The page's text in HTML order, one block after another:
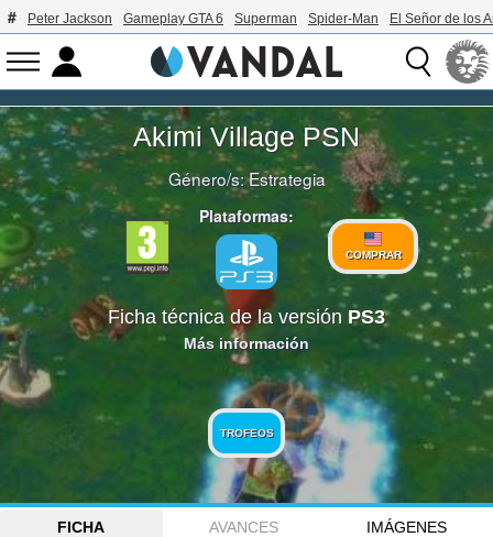
Peter Jackson Gameplay GTA 6 Superman Spider-Man El Señor de los
Akimi Village PSN
Género/s:Estrategia
Plataformas:
COMPRAR
Ficha técnica de la versión PS3
Más información
TROFEOS
FICHA AVANCES IMÁGENES